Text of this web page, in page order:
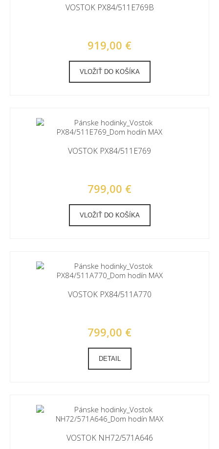
VOSTOK PX84/511E769B
919,00 €
VLOŽIŤ DO KOŠÍKA
VOSTOK PX84/511E769
799,00 €
VLOŽIŤ DO KOŠÍKA
VOSTOK PX84/511A770
799,00 €
DETAIL
VOSTOK NH72/571A646